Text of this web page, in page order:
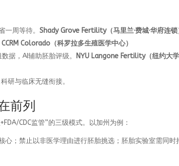
一周等待。Shady Grove Fertility（马里兰·费城·华府连锁
CCRM Colorado（科罗拉多生殖医学中心）
据，AI辅助胚胎评级。 NYU Langone Fertility（纽约大
研与临床无缝衔接。
前列
CDC监管”的三级模式。以加州为例：
心；禁止以非医学理由进行胚胎挑选；胚胎实验室需同时